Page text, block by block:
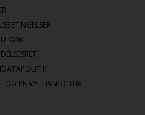
KØB
OG PRIVATLIVSPOLITIK